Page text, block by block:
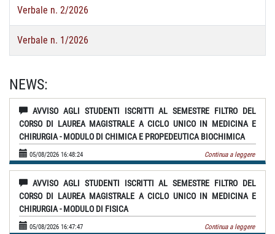
Verbale n. 2/2026
Verbale n. 1/2026
NEWS:
AVVISO AGLI STUDENTI ISCRITTI AL SEMESTRE FILTRO DEL
CORSO DI LAUREA MAGISTRALE A CICLO UNICO IN MEDICINA E
CHIRURGIA - MODULO DI CHIMICA E PROPEDEUTICA BIOCHIMICA
05/08/2026 16:48:24 Continua a leggere
AVVISO AGLI STUDENTI ISCRITTI AL SEMESTRE FILTRO DEL
CORSO DI LAUREA MAGISTRALE A CICLO UNICO IN MEDICINA E
CHIRURGIA - MODULO DI FISICA
05/08/2026 16:47:47 Continua a leggere